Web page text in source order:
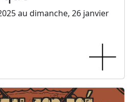
au dimanche, 26 janvier